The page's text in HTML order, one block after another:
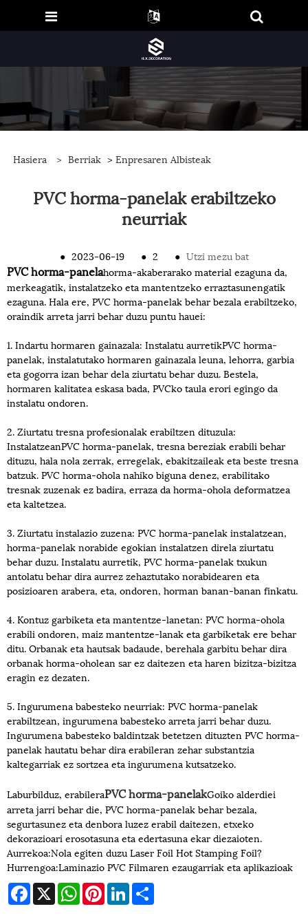
Hasiera > Berriak > Enpresaren Albisteak
PVC horma-panelak erabiltzeko
neurriak
● 2023-06-19 ● 2 ● Utzi mezu bat
PVC horma-panelahorma-akaberarako material ezaguna da,
merkeagatik, instalatzeko eta mantentzeko erraztasunengatik
ezaguna. Hala ere, PVC horma-panelak behar bezala erabiltzeko,
oraindik arreta jarri behar duzu puntu hauei:
1. Indartu hormaren gainazala: Instalatu aurretikPVC horma-
panelak, instalatutako hormaren gainazala leuna, lehorra, garbia
eta gogorra izan behar dela ziurtatu behar duzu. Bestela,
hormaren kalitatea eskasa bada, PVCko taula erori egingo da
instalatu ondoren.
2. Ziurtatu tresna profesionalak erabiltzen dituzula:
InstalatzeanPVC horma-panelak, tresna bereziak erabili behar
dituzu, hala nola zerrak, erregelak, ebakitzaileak eta beste tresna
batzuk. PVC horma-ohola nahiko biguna denez, erabilitako
tresnak zuzenak ez badira, erraza da horma-ohola deformatzea
eta kaltetzea.
3. Ziurtatu instalazio zuzena: PVC horma-panelak instalatzean,
horma-panelak norabide egokian instalatzen direla ziurtatu
behar duzu. Instalatu aurretik, PVC horma-panelak txukun
antolatu behar dira aurrez zehaztutako norabidearen eta
posizioaren arabera, eta, ondoren, horman banan-banan finkatu.
4. Kontuz garbiketa eta mantentze-lanetan: PVC horma-ohola
erabili ondoren, maiz mantentze-lanak eta garbiketak ere behar
ditu. Orbanak eta hautsak badaude, berehala garbitu behar dira
orbanak horma-oholean sar ez daitezen eta haren bizitza-bizitza
eragin ez dezaten.
5. Ingurumena babesteko neurriak: PVC horma-panelak
erabiltzean, ingurumena babesteko arreta jarri behar duzu.
Ingurumena babesteko baldintzak betetzen dituzten PVC horma-
panelak hautatu behar dira erabileran zehar substantzia
kaltegarriak ez sortzea eta ingurumena kutsatzeko.
Laburbilduz, erabileraPVC horma-panelakGoiko alderdiei
arreta jarri behar die, PVC horma-panelak behar bezala,
segurtasunez eta denbora luzez erabil daitezen, etxeko
dekorazioari erosotasuna eta edertasuna ekar diezaioten.
Aurrekoa:Nola egiten duzu Laser Foil Hot Stamping Foil?
Hurrengoa:Laminazio PVC Filmaren ezaugarriak eta aplikazioak
Facebook
X WhatsAppPinterestLinkedIn